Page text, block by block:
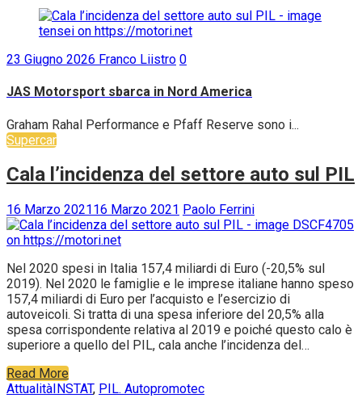
23 Giugno 2026 Franco Liistro 0
JAS Motorsport sbarca in Nord America
Graham Rahal Performance e Pfaff Reserve sono i...
Supercar
Cala l’incidenza del settore auto sul PIL
16 Marzo 2021 16 Marzo 2021 Paolo Ferrini
Nel 2020 spesi in Italia 157,4 miliardi di Euro (-20,5% sul
2019). Nel 2020 le famiglie e le imprese italiane hanno speso
157,4 miliardi di Euro per l’acquisto e l’esercizio di
autoveicoli. Si tratta di una spesa inferiore del 20,5% alla
spesa corrispondente relativa al 2019 e poiché questo calo è
superiore a quello del PIL, cala anche l’incidenza del…
Read More
Attualità INSTAT, PIL. Autopromotec